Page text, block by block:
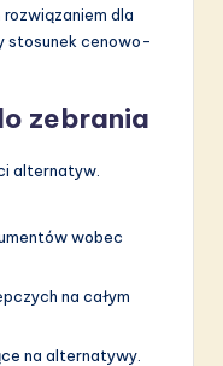
dla
stosunek cenowo-
zebrania
alternatyw.
wobec
na całym
na alternatywy.